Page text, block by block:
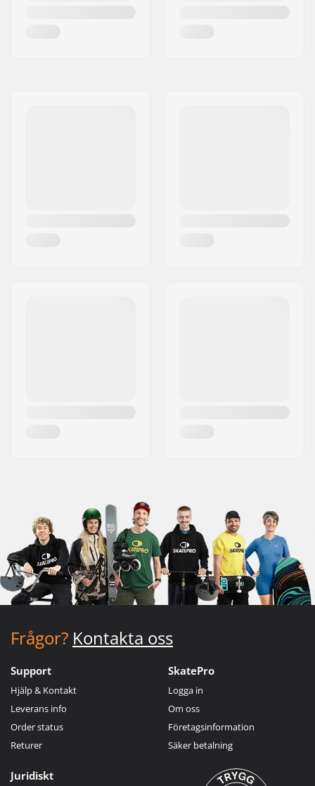
Frågor? Kontakta oss
Support
Hjälp & Kontakt
Leverans info
Order status
Returer
SkatePro
Logga in
Om oss
Företagsinformation
Säker betalning
Juridiskt